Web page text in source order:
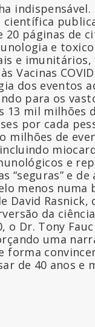
20 páginas de
e
e
Vacinas
dos eventos
para os
mil milhões
por cada
milhões de
e
“seguras” e
menos numa
Rasnick,
da
o Dr. Tony
uma
forma
de 40 anos e